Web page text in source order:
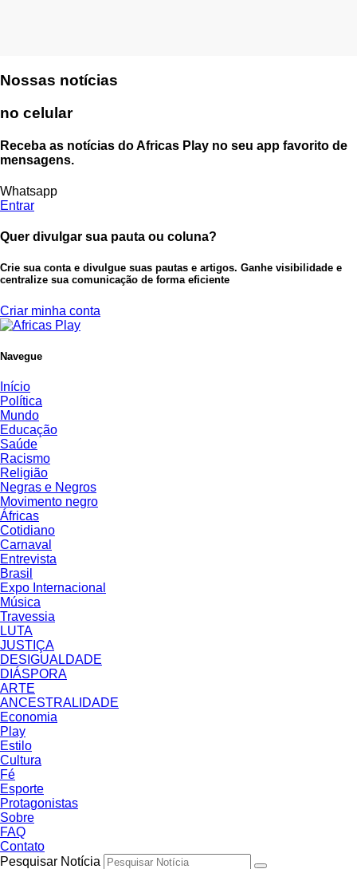
Nossas notícias
no celular
Receba as notícias do Africas Play no seu app favorito de
mensagens.
Whatsapp
Entrar
Quer divulgar sua pauta ou coluna?
Crie sua conta e divulgue suas pautas e artigos. Ganhe visibilidade e
centralize sua comunicação de forma eficiente
Criar minha conta
Navegue
Início
Política
Mundo
Educação
Saúde
Racismo
Religião
Negras e Negros
Movimento negro
Áfricas
Cotidiano
Carnaval
Entrevista
Brasil
Expo Internacional
Música
Travessia
LUTA
JUSTIÇA
DESIGUALDADE
DIÁSPORA
ARTE
ANCESTRALIDADE
Economia
Play
Estilo
Cultura
Fé
Esporte
Protagonistas
Sobre
FAQ
Contato
Pesquisar Notícia